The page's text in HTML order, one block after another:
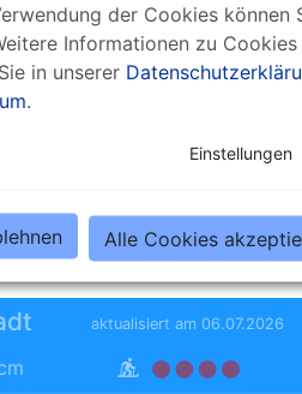
zurück zur Liste
aktualisiert am 06.07.2026
der Cookies können
Informationen zu
in unserer
.
Einstellungen
Alle Cookies